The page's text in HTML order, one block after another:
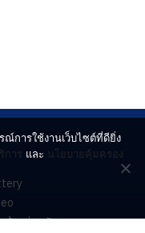
ด้วยช่วยกัน
ณ์การใช้งานเว็บไซต์ที่ดียิ่ง
การ และ นโยบายคุ้มครอง